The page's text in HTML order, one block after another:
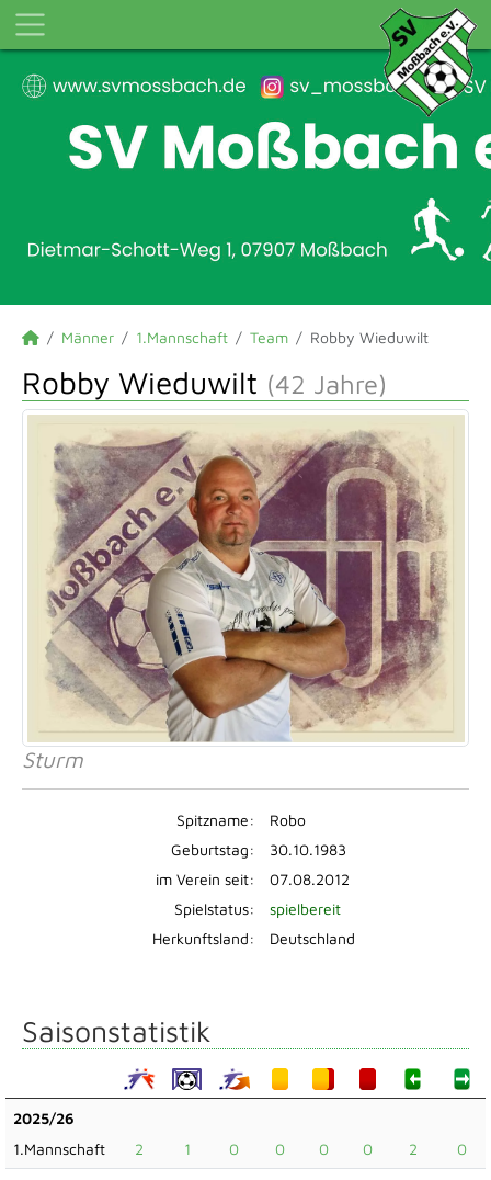
Männer 1.Mannschaft Team Robby Wieduwilt
Robby Wieduwilt (42 Jahre)
Sturm
Spitzname:
Robo
Geburtstag:
30.10.1983
im Verein seit:
07.08.2012
Spielstatus:
spielbereit
Herkunftsland:
Deutschland
Saisonstatistik
2025/26
1.Mannschaft
2 1 0 0 0 0 2 0